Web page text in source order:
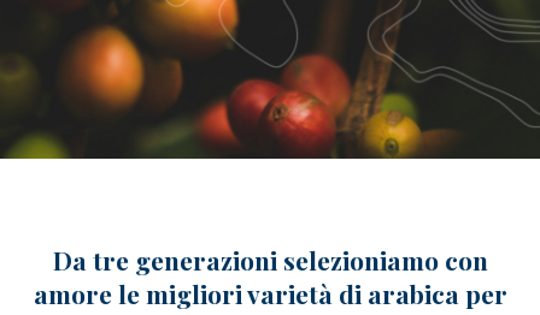
caffè
Cappuccino Italiano:
Latte Art
Coffeexperts
AZIENDA
News/Press
Contatti
Da tre generazioni selezioniamo con
amore le migliori varietà di arabica per